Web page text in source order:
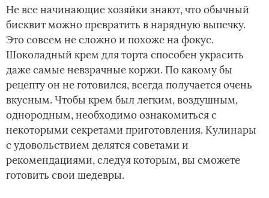
Не все начинающие хозяйки знают, что обычный
бисквит можно превратить в нарядную выпечку.
Это совсем не сложно и похоже на фокус.
Шоколадный крем для торта способен украсить
даже самые невзрачные коржи. По какому бы
рецепту он не готовился, всегда получается очень
вкусным. Чтобы крем был легким, воздушным,
однородным, необходимо ознакомиться с
некоторыми секретами приготовления. Кулинары
с удовольствием делятся советами и
рекомендациями, следуя которым, вы сможете
готовить свои шедевры.